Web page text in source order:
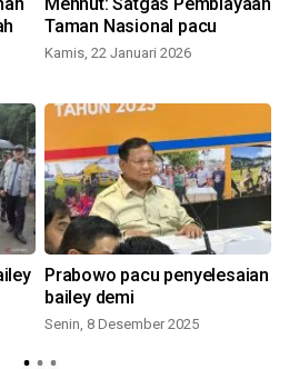
Taman Nasional pacu
Kamis, 22 Januari 2026
Prabowo pacu penyelesaian
bailey demi
Senin, 8 Desember 2025